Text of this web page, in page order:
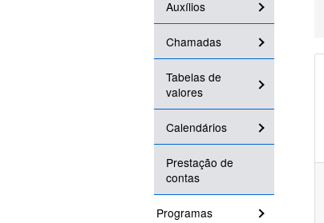
Auxílios
Chamadas
Tabelas de
valores
Calendários
Prestação de
contas
Programas